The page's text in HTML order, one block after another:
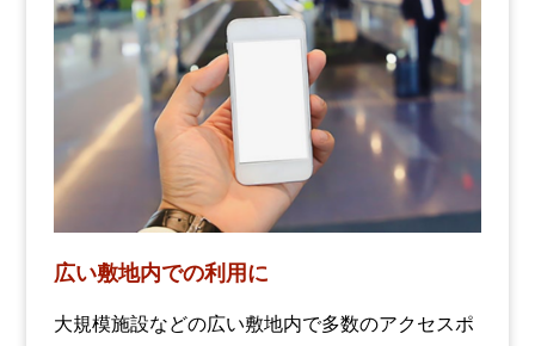
広い敷地内での利用に
大規模施設などの広い敷地内で多数のアクセスポ